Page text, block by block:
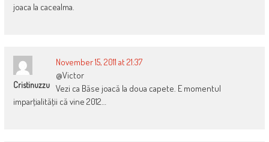
joaca la cacealma.
Cristinuzzu
November 15, 2011 at 21:37
@Victor
Vezi ca Băse joacă la doua capete. E momentul
imparţialităţii că vine 2012…